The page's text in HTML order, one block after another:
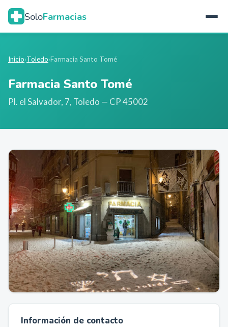
SoloFarmacias
Inicio›Toledo›Farmacia Santo Tomé
Farmacia Santo Tomé
Pl. el Salvador, 7, Toledo — CP 45002
Información de contacto